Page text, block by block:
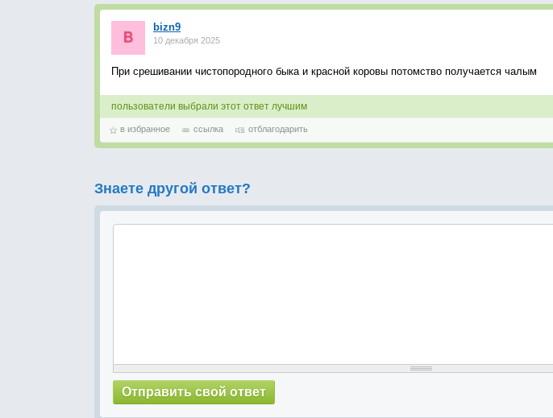
bizn9
10 декабря 2025
При срешивании чистопородного быка и красной коровы потомство получается чалым
пользователи выбрали этот ответ лучшим
в избранное ссылка отблагодарить
Знаете другой ответ?